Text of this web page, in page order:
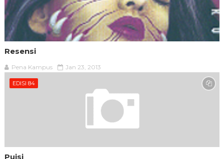
Resensi
Pena Kampus Jan 23, 2013
EDISI 84
Puisi